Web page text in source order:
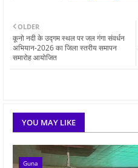
OLDER
कूनो नदी के उद्गम स्थल पर जल गंगा संवर्धन
अभियान-2026 का जिला स्तरीय समापन
समारोह आयोजित
YOU MAY LIKE
Guna